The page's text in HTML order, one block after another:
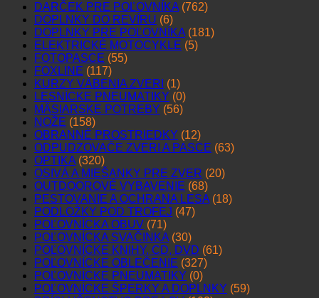
DARČEK PRE POĽOVNÍKA (762)
DOPLNKY DO REVÍRU (6)
DOPLNKY PRE POĽOVNÍKA (181)
ELEKTRICKÉ MOTOCYKLE (5)
FOTOPASCE (55)
FOXLINE (117)
KURZY VÁBENIA ZVERI (1)
LESNÍCKE PNEUMATIKY (0)
MÄSIARSKE POTREBY (56)
NOŽE (158)
OBRANNÉ PROSTRIEDKY (12)
ODPUDZOVAČE ZVERI A PASCE (63)
OPTIKA (320)
OSIVÁ A MIEŠANKY PRE ZVER (20)
OUTDOOROVÉ VYBAVENIE (68)
PESTOVANIE A OCHRANA LESA (18)
PODLOŽKY POD TROFEJ (47)
POĽOVNÍCKA OBUV (71)
POĽOVNÍCKA SVAČINKA (30)
POĽOVNÍCKE KNIHY, CD, DVD (61)
POĽOVNÍCKE OBLEČENIE (327)
POĽOVNÍCKE PNEUMATIKY (0)
POĽOVNÍCKE ŠPERKY A DOPLNKY (59)